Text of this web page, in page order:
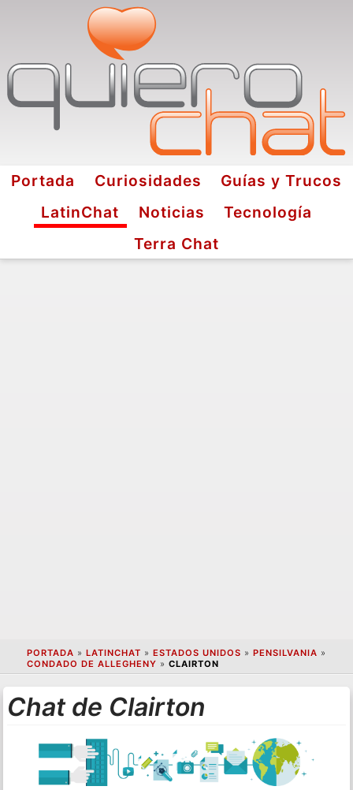
Portada Curiosidades
Guías y Trucos
LatinChat
Noticias
Tecnología
Terra Chat
PORTADA » LATINCHAT » ESTADOS UNIDOS » PENSILVANIA »
CONDADO DE ALLEGHENY » CLAIRTON
Chat de Clairton